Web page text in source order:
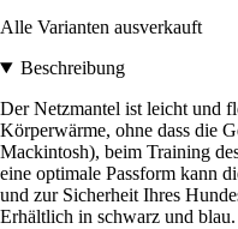
Alle Varianten ausverkauft
Beschreibung
Der Netzmantel ist leicht und
Körperwärme, ohne dass die
Mackintosh), beim Training
eine optimale Passform kann
und zur Sicherheit Ihres
Erhältlich in schwarz und blau.